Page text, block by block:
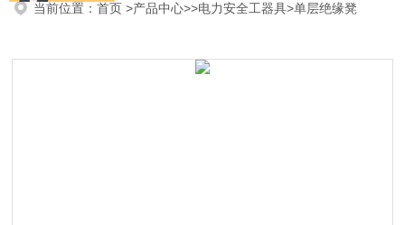
当前位置：首页>产品中心>>电力安全工器具>单层绝缘凳